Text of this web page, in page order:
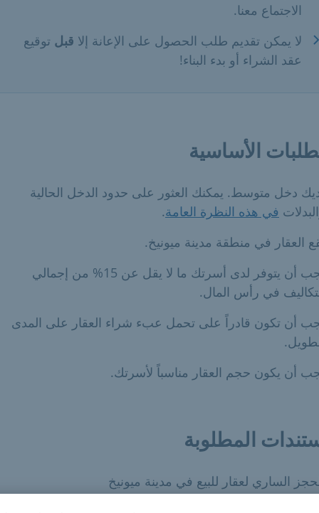
الاجتماع معنا.
لا يمكن تقديم طلب الحصول على الإعانة إلا قبل توقيع
عقد الشراء أو بدء البناء!
الأساسية
دخل متوسط. يمكنك العثور على حدود الدخل الحالية
في هذه النظرة العامة.
العقار في منطقة مدينة ميونيخ.
يجب أن يتوفر لدى أسرتك ما لا يقل عن 15% من إجمالي
في رأس المال.
أن تكون قادراً على تحمل عبء شراء العقار على المدى
أن يكون حجم العقار مناسباً لأسرتك.
المطلوبة
الساري لعقار للبيع في مدينة ميونيخ